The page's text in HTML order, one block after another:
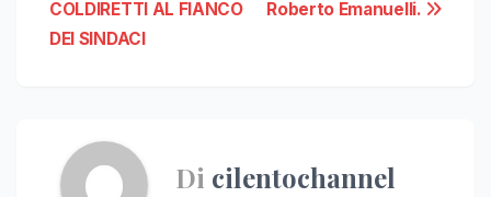
Roberto Emanuelli.
COLDIRETTI AL FIANCO
DEI SINDACI
Di cilentochannel